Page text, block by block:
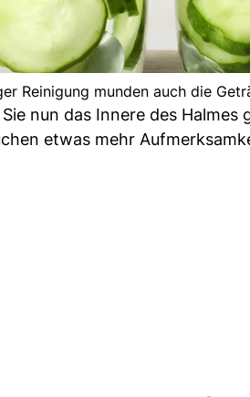
Reinigung munden auch die
nun das Innere des
etwas mehr